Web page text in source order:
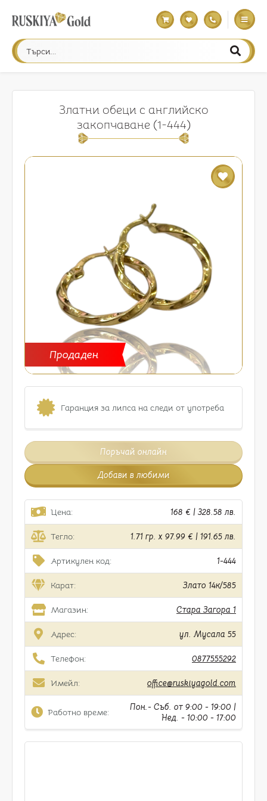
Златни обеци с английско
закопчаване (1-444)
Продаден
Гаранция за липса на следи от употреба
Поръчай онлайн
Добави в любими
Цена: 168 € | 328.58 лв.
Тегло: 1.71 гр. x 97.99 € | 191.65 лв.
Артикулен код: 1-444
Карат: Злато 14к/585
Магазин: Стара Загора 1
Адрес: ул. Мусала 55
Телефон: 0877555292
Имейл: office@ruskiyagold.com
Работно време:
Пон.- Съб. от 9:00 - 19:00 |
Нед. - 10:00 - 17:00